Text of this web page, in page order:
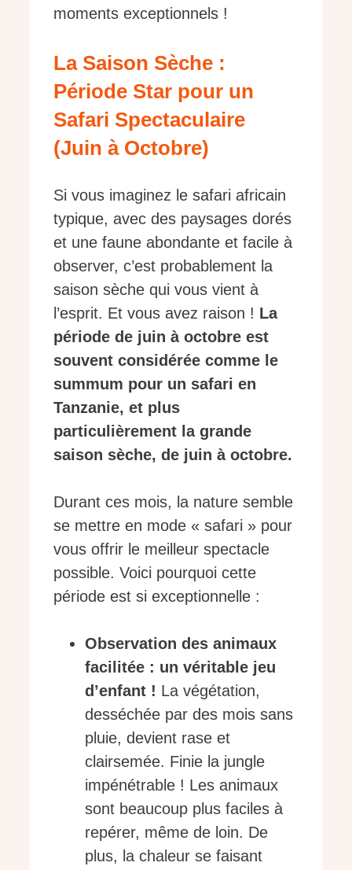
moments exceptionnels !
La Saison Sèche :
Période Star pour un
Safari Spectaculaire
(Juin à Octobre)
Si vous imaginez le safari africain
typique, avec des paysages dorés
et une faune abondante et facile à
observer, c’est probablement la
saison sèche qui vous vient à
l’esprit. Et vous avez raison ! La
période de juin à octobre est
souvent considérée comme le
summum pour un safari en
Tanzanie, et plus
particulièrement la grande
saison sèche, de juin à octobre.
Durant ces mois, la nature semble
se mettre en mode « safari » pour
vous offrir le meilleur spectacle
possible. Voici pourquoi cette
période est si exceptionnelle :
Observation des animaux
facilitée : un véritable jeu
d’enfant ! La végétation,
desséchée par des mois sans
pluie, devient rase et
clairsemée. Finie la jungle
impénétrable ! Les animaux
sont beaucoup plus faciles à
repérer, même de loin. De
plus, la chaleur se faisant